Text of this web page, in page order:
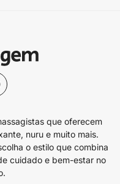
que oferecem
nuru e muito mais.
o estilo que combina
cuidado e bem-estar no